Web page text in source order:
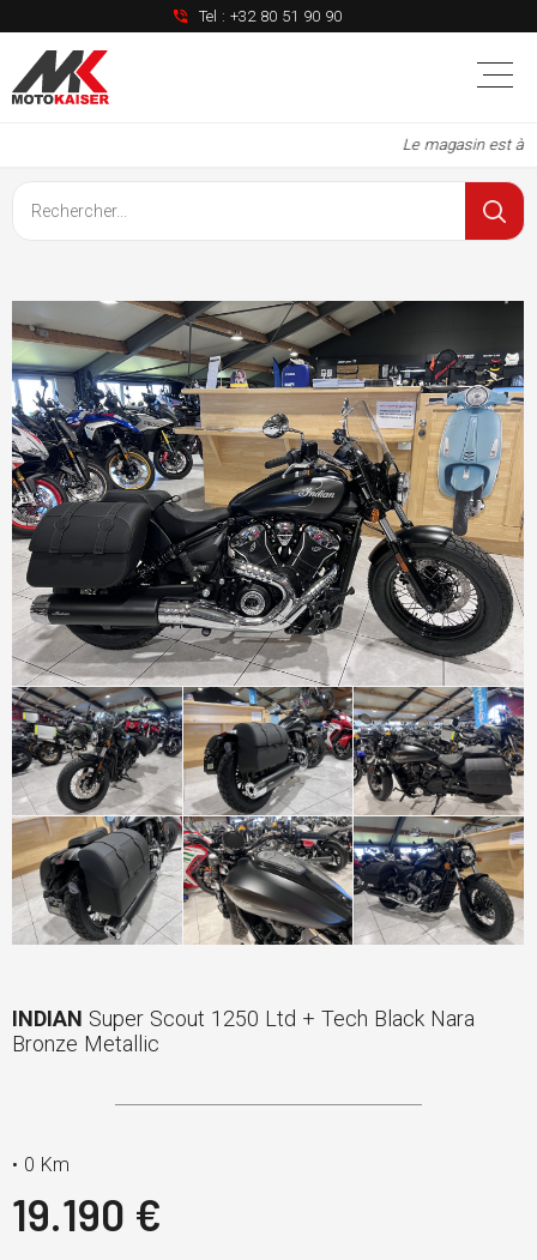
Tel : +32 80 51 90 90
Le magasin est à
INDIAN Super Scout 1250 Ltd + Tech Black Nara
Bronze Metallic
• 0 Km
19.190 €